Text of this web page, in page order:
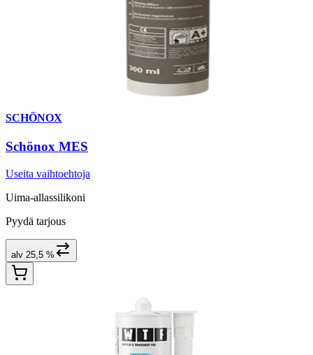
SCHÖNOX
Schönox MES
Useita vaihtoehtoja
Uima-allassilikoni
Pyydä tarjous
alv 25,5 %